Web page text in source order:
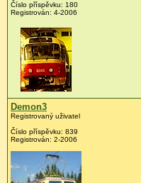
Číslo příspěvku: 180
Registrován: 4-2006
Demon3
Registrovaný uživatel
Číslo příspěvku: 839
Registrován: 2-2006